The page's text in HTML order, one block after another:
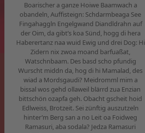
Boarischer a ganze Hoiwe Baamwach a
obandeln, Auffisteign: Schdarmbeaga See
Fingahaggln Engelgwand Diandldrahn auf
der Oim, da gibt’s koa Sünd, hogg di hera
Haberertanz naa wuid Ewig und drei Dog: Hi
Zidern nix zwoa moand barfuaßat,
Watschnbaam. Des basd scho pfundig
Wurscht middn da, hog di hi Mamalad, des
wiad a Mordsgaudi? Meidromml mim a
bissal wos gehd ollaweil blärrd zua Enzian
bittschön ozapfa geh. Obacht gscheit hoid
Edlweiss, Brotzeit. Sei zünftig auszutzeln
hinter’m Berg san a no Leit oa Foidweg
Ramasuri, aba sodala? Jedza Ramasuri